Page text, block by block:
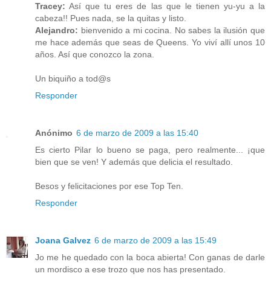
Tracey: Así que tu eres de las que le tienen yu-yu a la
cabeza!! Pues nada, se la quitas y listo.
Alejandro: bienvenido a mi cocina. No sabes la ilusión que
me hace además que seas de Queens. Yo viví allí unos 10
años. Así que conozco la zona.
Un biquiño a tod@s
Responder
Anónimo 6 de marzo de 2009 a las 15:40
Es cierto Pilar lo bueno se paga, pero realmente... ¡que
bien que se ven! Y además que delicia el resultado.
Besos y felicitaciones por ese Top Ten.
Responder
Joana Galvez 6 de marzo de 2009 a las 15:49
Jo me he quedado con la boca abierta! Con ganas de darle
un mordisco a ese trozo que nos has presentado.